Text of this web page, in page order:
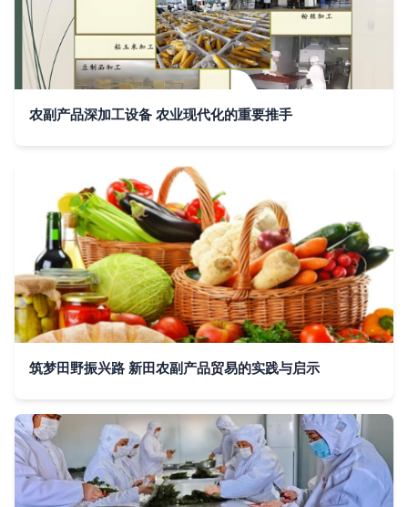
农副产品深加工设备 农业现代化的重要推手
筑梦田野振兴路 新田农副产品贸易的实践与启示